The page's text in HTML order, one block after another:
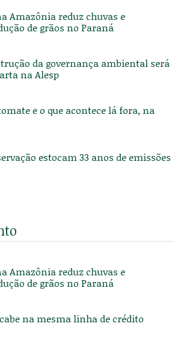
Amazônia reduz chuvas e
de grãos no Paraná
da governança ambiental será
na Alesp
e o que acontece lá fora, na
estocam 33 anos de emissões
Amazônia reduz chuvas e
de grãos no Paraná
na mesma linha de crédito